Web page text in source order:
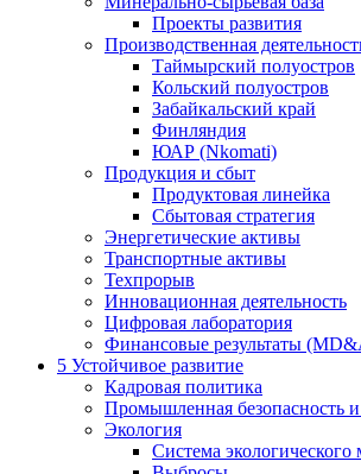
Проекты развития
Производственная
Таймырский полуостров
Кольский полуостров
Забайкальский край
Финляндия
ЮАР (Nkomati)
Продукция и сбыт
Продуктовая линейка
Сбытовая стратегия
Энергетические активы
Транспортные активы
Техпрорыв
Инновационная деятельность
Цифровая лаборатория
Финансовые результаты
5 Устойчивое развитие
Кадровая политика
Промышленная безопасность и
Экология
Система